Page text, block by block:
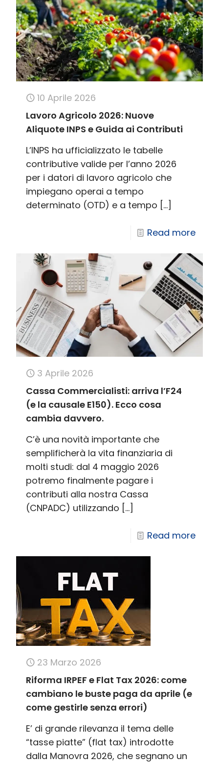
10 Aprile 2026
Lavoro Agricolo 2026: Nuove
Aliquote INPS e Guida ai Contributi
L’INPS ha ufficializzato le tabelle
contributive valide per l’anno 2026
per i datori di lavoro agricolo che
impiegano operai a tempo
determinato (OTD) e a tempo […]
Read more
3 Aprile 2026
Cassa Commercialisti: arriva l’F24
(e la causale E150). Ecco cosa
cambia davvero.
C’è una novità importante che
semplificherà la vita finanziaria di
molti studi: dal 4 maggio 2026
potremo finalmente pagare i
contributi alla nostra Cassa
(CNPADC) utilizzando […]
Read more
23 Marzo 2026
Riforma IRPEF e Flat Tax 2026: come
cambiano le buste paga da aprile (e
come gestirle senza errori)
E’ di grande rilevanza il tema delle
“tasse piatte” (flat tax) introdotte
dalla Manovra 2026, che segnano un